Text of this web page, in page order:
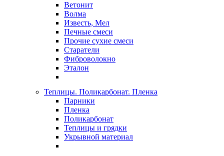
Ветонит
Волма
Известь, Мел
Печные смеси
Прочие сухие смеси
Старатели
Фиброволокно
Эталон
Теплицы. Поликарбонат. Пленка
Парники
Пленка
Поликарбонат
Теплицы и грядки
Укрывной материал